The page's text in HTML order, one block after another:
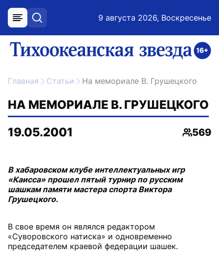
меню поиск 9 августа 2026, Воскресенье
ссылка на главную
Главная Статьи На мемориале В. Грушецкого
НА МЕМОРИАЛЕ В. ГРУШЕЦКОГО
19.05.2001
569
В хабаровском клубе интеллектуальных игр
«Каисса» прошел пятый турнир по русским
шашкам памяти мастера спорта Виктора
Грушецкого.
В свое время он являлся редактором
«Суворовского натиска» и одновременно
председателем краевой федерации шашек.